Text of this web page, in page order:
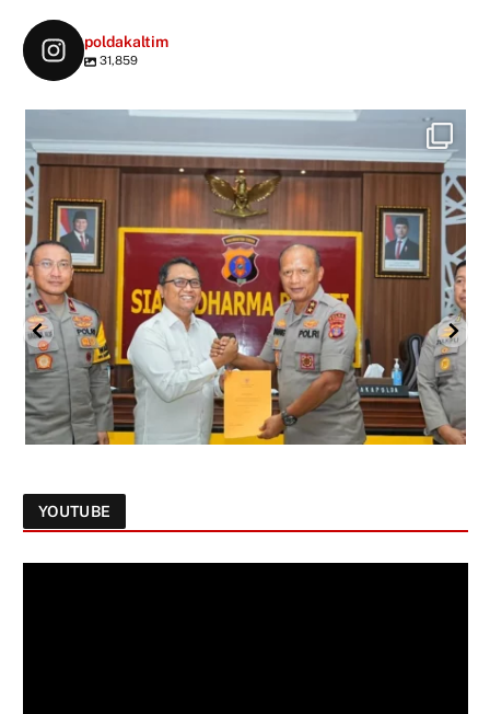
poldakaltim
31,859
YOUTUBE